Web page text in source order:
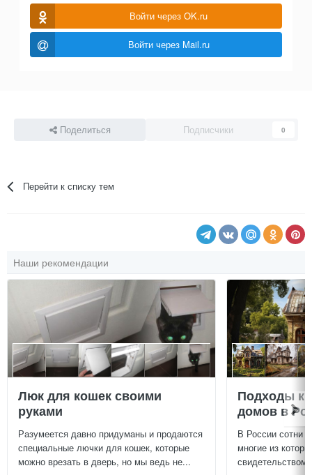
Войти через OK.ru
Войти через Mail.ru
Поделиться Подписчики 0
Перейти к списку тем
Наши рекомендации
Люк для кошек своими
руками
Разумеется давно придуманы и продаются
специальные лючки для кошек, которые
можно врезать в дверь, но мы ведь не...
Подходы к
домов в
В России сотни
многие из
свидетельством